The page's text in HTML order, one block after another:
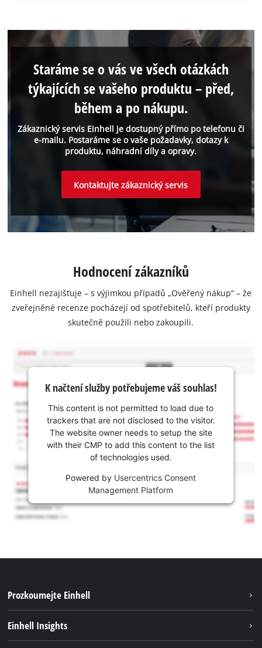
Zákaznický servis Einhell je dostupný přímo po telefonu či
e-mailu. Postaráme se o vaše požadavky, dotazy k
produktu, náhradní díly a opravy.
Staráme se o vás ve všech otázkách
týkajících se vašeho produktu – před,
během a po nákupu.
Kontaktujte zákaznický servis
Hodnocení zákazníků
Einhell nezajišťuje – s výjimkou případů „Ověřený nákup“ – že
zveřejněné recenze pocházejí od spotřebitelů, kteří produkty
skutečně použili nebo zakoupili.
K načtení služby potřebujeme váš souhlas!
This content is not permitted to load due to
trackers that are not disclosed to the visitor.
The website owner needs to setup the site
with their CMP to add this content to the list
of technologies used.
Powered by Usercentrics Consent
Management Platform
Prozkoumejte Einhell
Einhell Insights